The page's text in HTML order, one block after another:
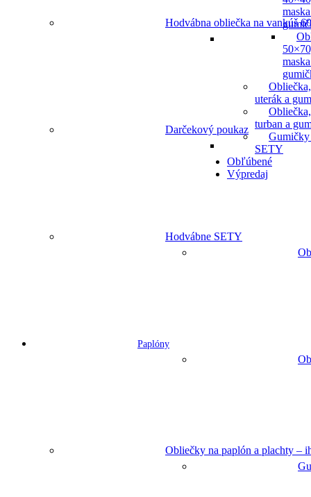
Obliečka,
uterák a
Obliečka,
turban a
SETY
Obľúbené
Výpredaj
Hodvábna obliečka na vankúš
Darčekový poukaz
Hodvábne SETY
Paplóny
Obliečky na paplón a plachty –